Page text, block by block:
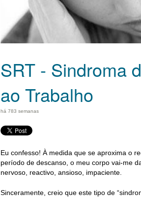
SRT - Sindroma
ao Trabalho
há 783 semanas
Eu confesso! À medida que se aproxima o
período de descanso, o meu corpo vai-me
nervoso, reactivo, ansioso, impaciente.
Sinceramente, creio que este tipo de